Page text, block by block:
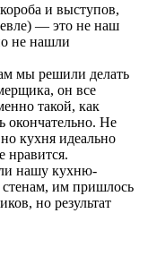
и выступов,
— это не наш
не нашли
мы решили делать
он все
такой, как
окончательно. Не
кухня идеально
нравится.
нашу кухню-
им пришлось
но результат